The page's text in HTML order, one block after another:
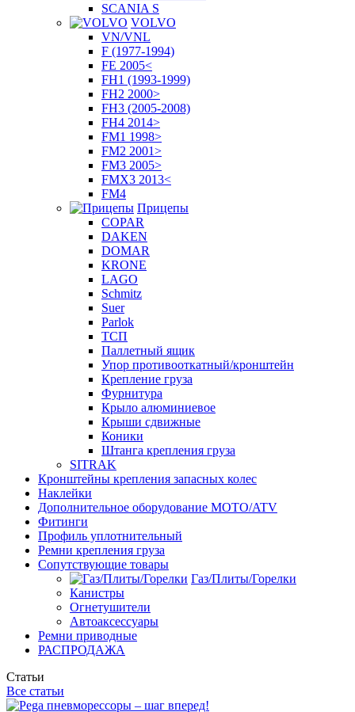
SCANIA S
VOLVO
VN/VNL
F (1977-1994)
FE 2005<
FH1 (1993-1999)
FH2 2000>
FH3 (2005-2008)
FH4 2014>
FM1 1998>
FM2 2001>
FM3 2005>
FMX3 2013<
FM4
Прицепы
COPAR
DAKEN
DOMAR
KRONE
LAGO
Schmitz
Suer
Parlok
ТСП
Паллетный ящик
Упор противооткатный/кронштейн
Крепление груза
Фурнитура
Крыло алюминиевое
Крыши сдвижные
Коники
Штанга крепления груза
SITRAK
Кронштейны крепления запасных колес
Наклейки
Дополнительное оборудование MOTO/ATV
Фитинги
Профиль уплотнительный
Ремни крепления груза
Сопутствующие товары
Газ/Плиты/Горелки
Канистры
Огнетушители
Автоаксессуары
Ремни приводные
РАСПРОДАЖА
Статьи
Все статьи